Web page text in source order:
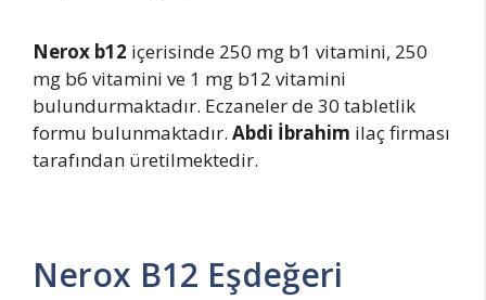
Nerox b12 içerisinde 250 mg b1 vitamini, 250
mg b6 vitamini ve 1 mg b12 vitamini
bulundurmaktadır. Eczaneler de 30 tabletlik
formu bulunmaktadır. Abdi İbrahim ilaç firması
tarafından üretilmektedir.
Nerox B12 Eşdeğeri